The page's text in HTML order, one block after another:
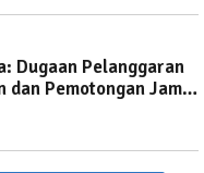
Dugaan Pelanggaran
dan Pemotongan Jam
Way Huwi."